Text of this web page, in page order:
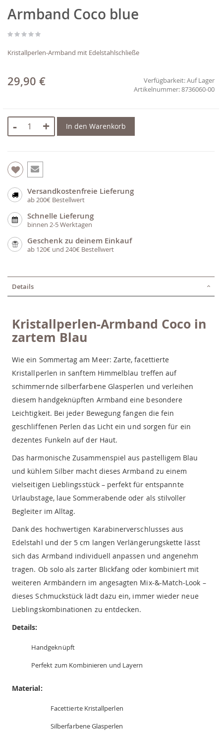
Anfang
der
springen
Armband Coco blue
Kristallperlen-Armband mit Edelstahlschließe
29,90 € Verfügbarkeit:Auf Lager
8736060-00
- + In den Warenkorb
Versandkostenfreie Lieferung
ab 200€ Bestellwert
Schnelle Lieferung
binnen 2-5 Werktagen
Geschenk zu deinem Einkauf
ab 120€ und 240€ Bestellwert
Details
Kristallperlen-Armband Coco in
zartem Blau
Wie ein Sommertag am Meer: Zarte, facettierte
Kristallperlen in sanftem Himmelblau treffen auf
schimmernde silberfarbene Glasperlen und verleihen
diesem handgeknüpften Armband eine besondere
Leichtigkeit. Bei jeder Bewegung fangen die fein
geschliffenen Perlen das Licht ein und sorgen für ein
dezentes Funkeln auf der Haut.
Das harmonische Zusammenspiel aus pastelligem Blau
und kühlem Silber macht dieses Armband zu einem
vielseitigen Lieblingsstück – perfekt für entspannte
Urlaubstage, laue Sommerabende oder als stilvoller
Begleiter im Alltag.
Dank des hochwertigen Karabinerverschlusses aus
Edelstahl und der 5 cm langen Verlängerungskette lässt
sich das Armband individuell anpassen und angenehm
tragen. Ob solo als zarter Blickfang oder kombiniert mit
weiteren Armbändern im angesagten Mix-&-Match-Look –
dieses Schmuckstück lädt dazu ein, immer wieder neue
Lieblingskombinationen zu entdecken.
Details:
Handgeknüpft
Perfekt zum Kombinieren und Layern
Material:
Facettierte Kristallperlen
Silberfarbene Glasperlen